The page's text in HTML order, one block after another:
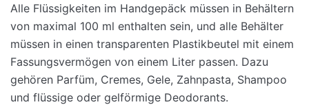
Alle Flüssigkeiten im Handgepäck müssen in Behältern
von maximal 100 ml enthalten sein, und alle Behälter
müssen in einen transparenten Plastikbeutel mit einem
Fassungsvermögen von einem Liter passen. Dazu
gehören Parfüm, Cremes, Gele, Zahnpasta, Shampoo
und flüssige oder gelförmige Deodorants.